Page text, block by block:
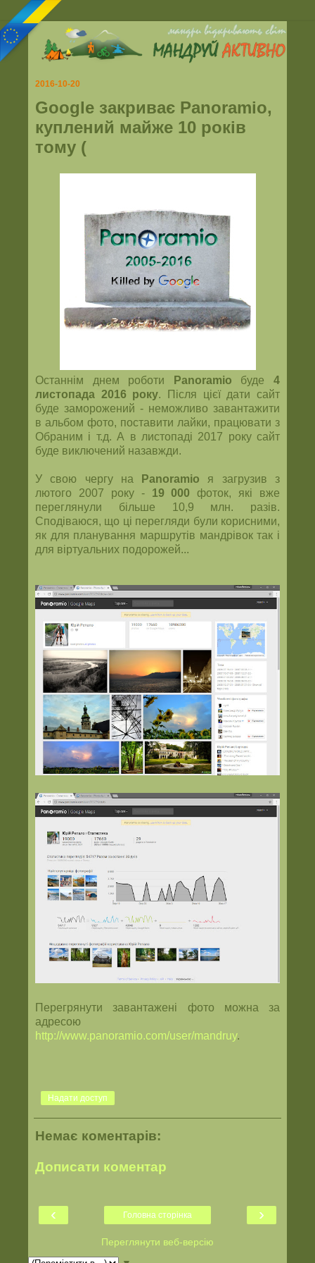
2016-10-20
Google закриває Panoramio,
куплений майже 10 років
тому (
Останнім днем роботи Panoramio буде4
листопада 2016 року. Після цієї дати сайт
буде заморожений - неможливо завантажити
в альбом фото, поставити лайки, працювати з
Обраним і т.д. А в листопаді 2017 року сайт
буде виключений назавжди.
У свою чергу на Panoramio я загрузив з
лютого 2007 року - 19 000 фоток, які вже
переглянули більше 10,9 млн. разів.
Сподіваюся, що ці перегляди були корисними,
як для планування маршрутів мандрівок так і
для віртуальних подорожей...
Перегрянути завантажені фото можна за
адресою
http://www.panoramio.com/user/mandruy.
Надати доступ
Немає коментарів:
Дописати коментар
‹ ›
Головна сторінка
Переглянути веб-версію